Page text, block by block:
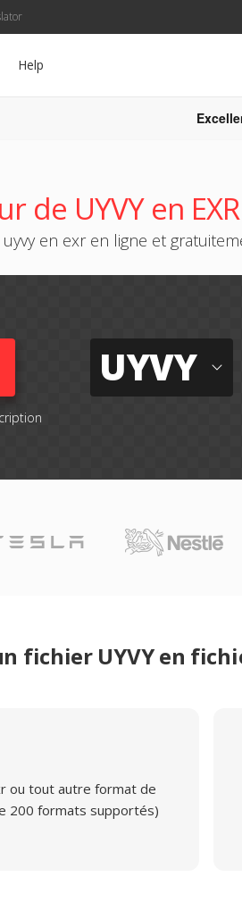
Help
de UYVY en EXR
en exr en ligne et
UYVY
fichier UYVY en
ou tout autre format de
200 formats supportés)